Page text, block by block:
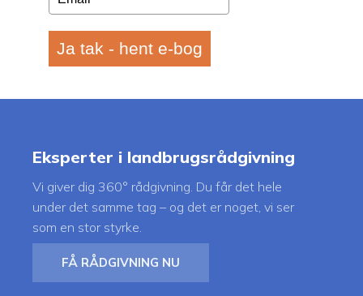
Ja tak - hent e-bog
Eksperter i landbrugsrådgivning
Vi giver dig 360° rådgivning. Du får det hele
under det samme tag – og det er noget, vi ser
som en stor styrke.
FÅ RÅDGIVNING NU